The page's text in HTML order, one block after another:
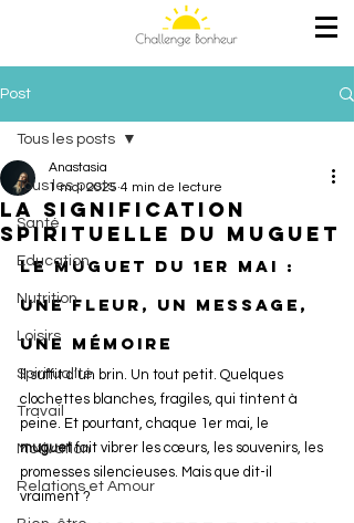
Post
Tous les posts
Santé
Education
Nutrition
Loisirs
Spiritualité
Travail
Motivation
Relations et Amour
Tous les posts
La signification
spirituelle du muguet
Anastasia
1 mai 2025 4 min de lecture
Le muguet du 1er mai :
une fleur, un message,
une mémoire
Il suffit d’un brin. Un tout petit. Quelques
clochettes blanches, fragiles, qui tintent à
peine. Et pourtant, chaque 1er mai, le
muguet fait vibrer les cœurs, les souvenirs, les
promesses silencieuses. Mais que dit-il
vraiment ?